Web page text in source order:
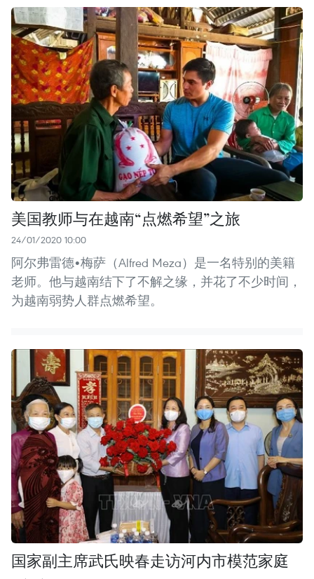
美国教师与在越南“点燃希望”之旅
24/01/2020 10:00
阿尔弗雷德•梅萨（Alfred Meza）是一名特别的美籍
老师。他与越南结下了不解之缘，并花了不少时间，
为越南弱势人群点燃希望。
国家副主席武氏映春走访河内市模范家庭